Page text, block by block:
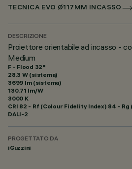
TECNICA EVO Ø117MM INCASSO
DESCRIZIONE
Proiettore orientabile ad incasso -
Medium
F - Flood 32°
28.3 W (sistema)
3699 lm (sistema)
130.71 lm/W
3000 K
CRI 82 - Rf (Colour Fidelity Index) 84 - Rg
DALI-2
PROGETTATO DA
iGuzzini